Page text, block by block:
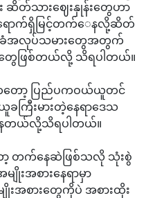
ဆိတ်သားဈေးနှုန်းတွေဟာ
ောက်ရှိမြင့်တက်‌ေနလို့ဆိတ်
ခံအလုပ်သမားတွေအတွက်
တွေဖြစ်တယ်လို့ သိရပါတယ်။
ော့ ပြည်ပကဝယ်ယူတင်
ကြီးမားတဲ့နေရာဒေသ
ေတယ်လို့သိရပါတယ်။
ာ့ တက်နေဆဲဖြစ်သလို သုံးစွဲ
းအစားနေရာမှာ
းအစားတွေကိုပဲ အစားထိုး